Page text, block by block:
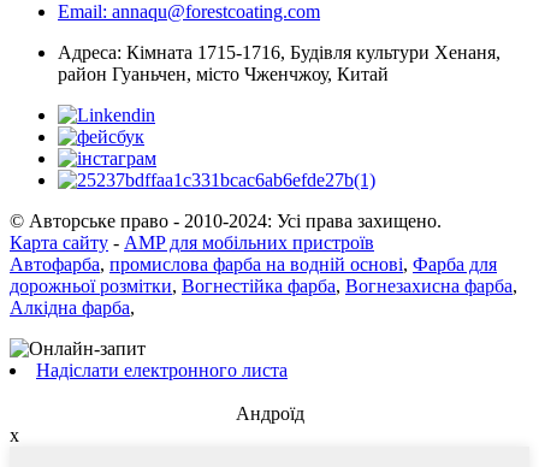
Email: annaqu@forestcoating.com
Адреса: Кімната 1715-1716, Будівля культури Хенаня,
район Гуаньчен, місто Чженчжоу, Китай
© Авторське право - 2010-2024: Усі права захищено.
Карта сайту - AMP для мобільних пристроїв
Автофарба, промислова фарба на водній основі, Фарба для
дорожньої розмітки, Вогнестійка фарба, Вогнезахисна фарба,
Алкідна фарба,
Надіслати електронного листа
Андроїд
x